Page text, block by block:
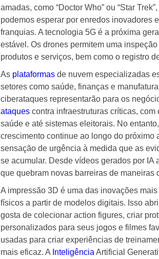
amadas, como “Doctor Who” ou “Star
podemos esperar por enredos inovadores
franquias. A tecnologia 5G é a próxima
estável. Os drones permitem uma
produtos e serviços, bem como o registro
As plataformasde nuvem especializadas
setores como saúde, finanças e
ciberataques representarão para os
ataquescontra infraestruturas críticas, com
saúde e até sistemas eleitorais. No
crescimento continue ao longo do
sensação de urgência à medida que as
se acumular. Desde vídeos gerados por
que quebram novas barreiras de maneiras
A impressão 3D é uma das inovações
físicos a partir de modelos digitais. Isso
gosta de colecionar action figures, criar
personalizados para seus jogos e filmes
usadas para criar experiências de
mais eficaz. A Inteligência Artificial